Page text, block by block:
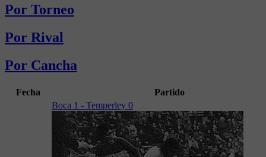
Por Torneo
Por Rival
Por Cancha
Fecha Partido
Boca 1 - Temperley 0